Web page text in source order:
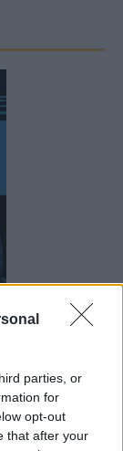
parties, or
for
opt-out
that after your